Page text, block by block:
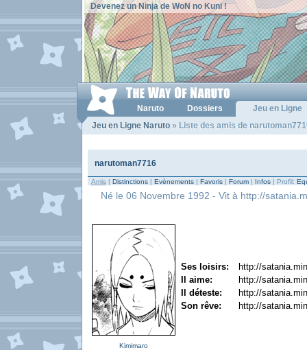
Devenez un Ninja de WoN no Kuni !
Naruto Dossiers
Jeu en Ligne
Jeu en Ligne Naruto » Liste des amis de
narutoman7716
Amis | Distinctions | Evènements | Favoris | Forum | Infos | Profil:
Né le 06 Novembre 1992 - Vit à http://
Kimimaro
Ses loisirs:
http://
Il aime:
http://
Il déteste:
http://
Son rêve:
http://